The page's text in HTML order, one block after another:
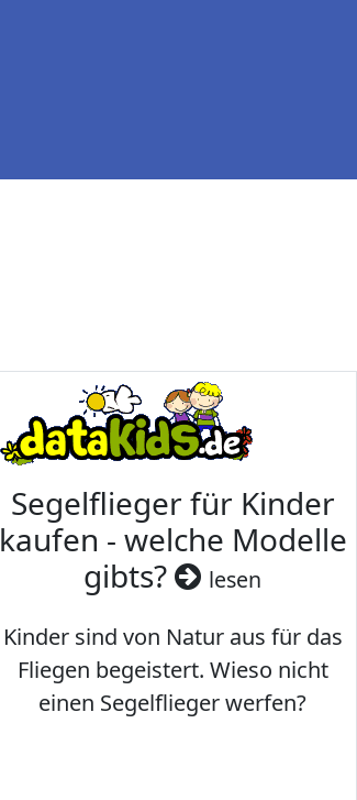
Segelflieger für Kinder
kaufen - welche Modelle
gibts?
lesen
Kinder sind von Natur aus für das
Fliegen begeistert. Wieso nicht
einen Segelflieger werfen?